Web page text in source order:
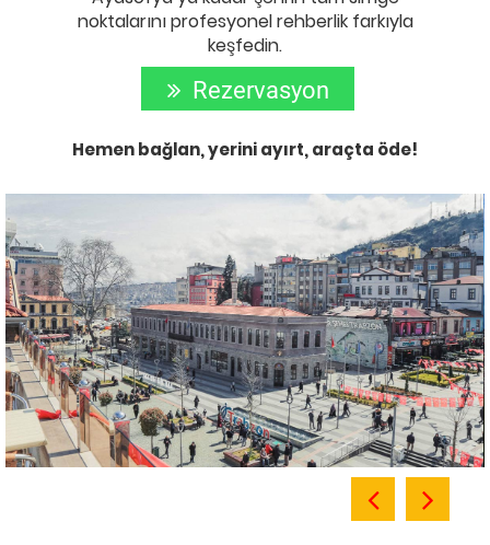
noktalarını profesyonel rehberlik farkıyla
keşfedin.
Rezervasyon
Hemen bağlan, yerini ayırt, araçta öde!